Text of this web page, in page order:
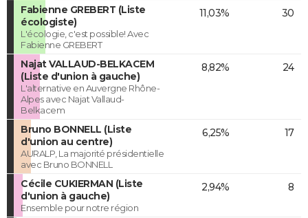
Fabienne GREBERT (Liste
écologiste)
L'écologie, c'est possible! Avec
Fabienne GREBERT
11,03% 30
Najat VALLAUD-BELKACEM
(Liste d'union à gauche)
L'alternative en Auvergne Rhône-
Alpes avec Najat Vallaud-
Belkacem
8,82% 24
Bruno BONNELL (Liste
d'union au centre)
AURALP, La majorité présidentielle
avec Bruno BONNELL
6,25% 17
Cécile CUKIERMAN (Liste
d'union à gauche)
Ensemble pour notre région
2,94% 8